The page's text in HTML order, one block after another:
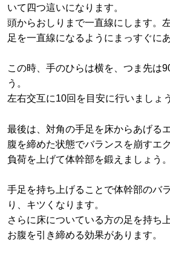
いて四つ這いになります。
頭からおしりまで一直線にします。
足を一直線になるようにまっすぐに
この時、手のひらは横を、つま先は
う。
左右交互に10回を目安に行いましょう
最後は、対角の手足を床からあげる
腹を締めた状態でバランスを崩すエ
負荷を上げて体幹部を鍛えましょう。
手足を持ち上げることで体幹部のバ
り、キツくなります。
さらに床についている方の足を持ち
お腹を引き締める効果があります。